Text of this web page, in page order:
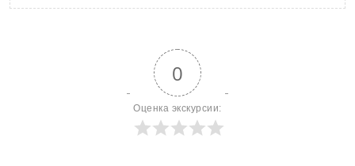
0
Оценка экскурсии: